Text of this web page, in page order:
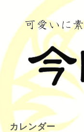
カレンダー